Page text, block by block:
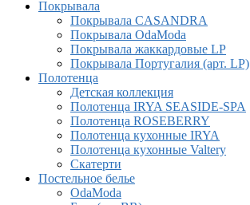
Покрывала
Покрывалa CASANDRA
Покрывала OdaModa
Покрывала жаккардовые LP
Покрывала Португалия (арт. LP)
Полотенца
Детская коллекция
Полотенца IRYA SEASIDE-SPA
Полотенца ROSEBERRY
Полотенца кухонные IRYA
Полотенца кухонные Valtery
Скатерти
Постельное белье
OdaModa